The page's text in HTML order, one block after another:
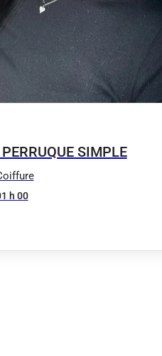
SIMPLE
h 00